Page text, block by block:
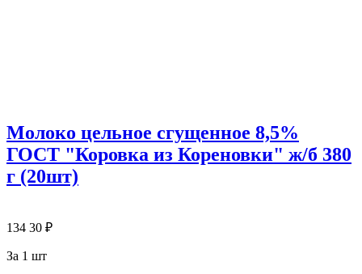
Молоко цельное сгущенное 8,5%
ГОСТ "Коровка из Кореновки" ж/б 380
г (20шт)
134 30 ₽
За 1 шт